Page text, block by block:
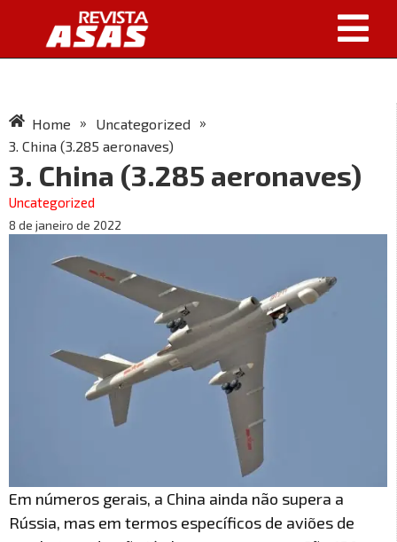
Home » Uncategorized
»
3. China (3.285 aeronaves)
3. China (3.285 aeronaves)
Uncategorized
8 de janeiro de 2022
Em números gerais, a China ainda não supera a
Rússia, mas em termos específicos de aviões de